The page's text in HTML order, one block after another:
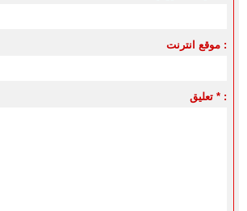
موقع انترنت :
تعليق * :